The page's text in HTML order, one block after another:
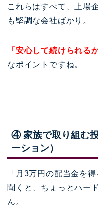
これらはすべて、上場
も堅調な会社ばかり。
「安心して続けられる
なポイントですね。
④ 家族で取り組む
ーション）
「月3万円の配当金を
聞くと、ちょっとハー
ん。